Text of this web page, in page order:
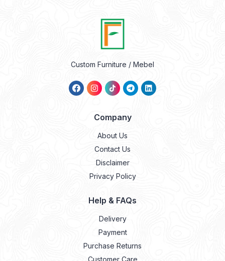
Custom Furniture / Mebel
Company
About Us
Contact Us
Disclaimer
Privacy Policy
Help & FAQs
Delivery
Payment
Purchase Returns
Customer Care